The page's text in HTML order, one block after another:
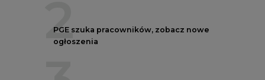
2
PGE szuka pracowników, zobacz nowe
ogłoszenia